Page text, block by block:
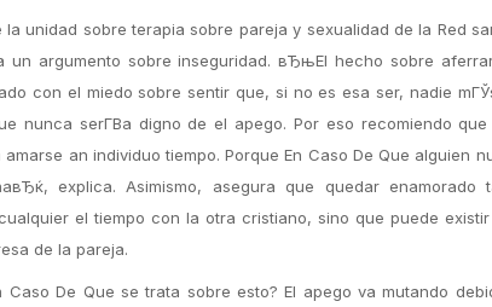
unidad sobre terapia sobre pareja y sexualidad de la Red
un argumento sobre inseguridad. вЂњEl hecho sobre
con el miedo sobre sentir que, si no es esa ser, nadie
nunca serГ­В­a digno de el apego. Por eso recomiendo
an individuo tiempo. Porque En Caso De Que alguien
explica. Asimismo, asegura que quedar enamorado
el tiempo con la otra cristiano, sino que puede
de la pareja.
Caso De Que se trata sobre esto? El apego va mutando